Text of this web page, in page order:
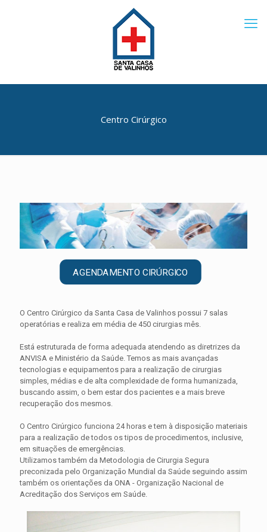
Centro Cirúrgico
AGENDAMENTO CIRÚRGICO
O Centro Cirúrgico da Santa Casa de Valinhos possui 7 salas
operatórias e realiza em média de 450 cirurgias mês.
Está estruturada de forma adequada atendendo as diretrizes da
ANVISA e Ministério da Saúde. Temos as mais avançadas
tecnologias e equipamentos para a realização de cirurgias
simples, médias e de alta complexidade de forma humanizada,
buscando assim, o bem estar dos pacientes e a mais breve
recuperação dos mesmos.
O Centro Cirúrgico funciona 24 horas e tem à disposição materiais
para a realização de todos os tipos de procedimentos, inclusive,
em situações de emergências.
Utilizamos também da Metodologia de Cirurgia Segura
preconizada pelo Organização Mundial da Saúde seguindo assim
também os orientações da ONA - Organização Nacional de
Acreditação dos Serviços em Saúde.